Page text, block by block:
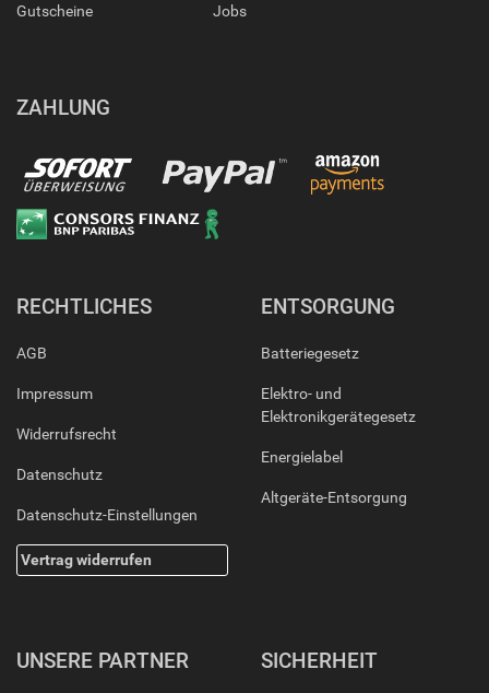
Gutscheine Jobs
ZAHLUNG
RECHTLICHES
AGB
Impressum
Widerrufsrecht
Datenschutz
Datenschutz-Einstellungen
Vertrag widerrufen
ENTSORGUNG
Batteriegesetz
Elektro- und
Elektronikgerätegesetz
Energielabel
Altgeräte-Entsorgung
UNSERE PARTNER SICHERHEIT